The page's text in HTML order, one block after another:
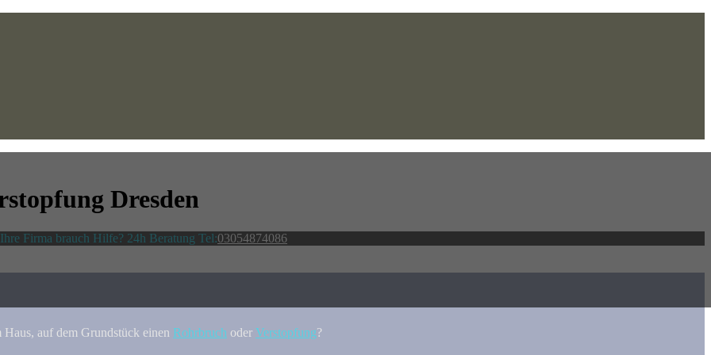
Dresden
Firma brauch Hilfe? 24h Beratung Tel:03054874086
auf dem Grundstück einen Rohrbruch oder Verstopfung?